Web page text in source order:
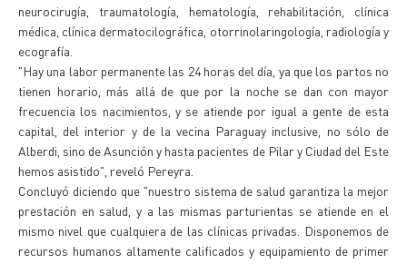
neurocirugía, traumatología, hematología, rehabilitación, clínica
médica, clínica dermatocilográfica, otorrinolaringología, radiología y
ecografía.
"Hay una labor permanente las 24 horas del día, ya que los partos no
tienen horario, más allá de que por la noche se dan con mayor
frecuencia los nacimientos, y se atiende por igual a gente de esta
capital, del interior y de la vecina Paraguay inclusive, no sólo de
Alberdi, sino de Asunción y hasta pacientes de Pilar y Ciudad del Este
hemos asistido", reveló Pereyra.
Concluyó diciendo que "nuestro sistema de salud garantiza la mejor
prestación en salud, y a las mismas parturientas se atiende en el
mismo nivel que cualquiera de las clínicas privadas. Disponemos de
recursos humanos altamente calificados y equipamiento de primer